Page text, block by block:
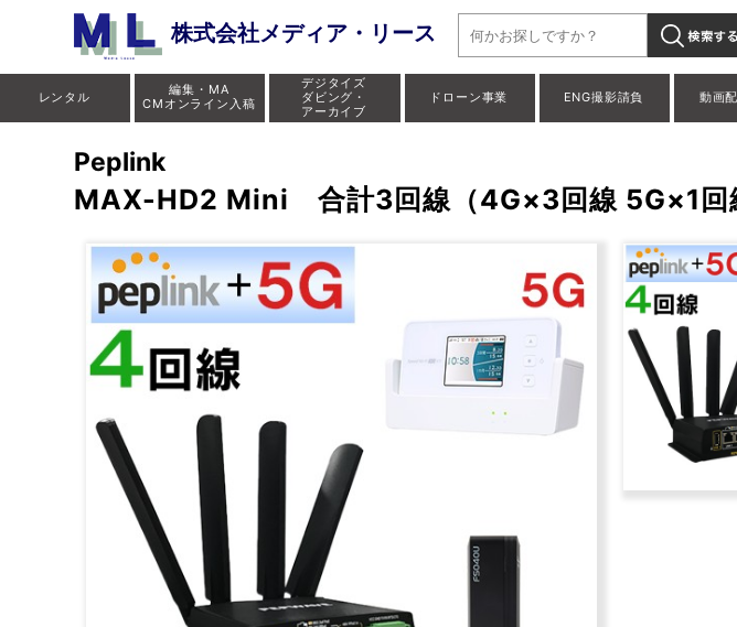
株式会社メディア・リース
レンタル
編集・MA
CMオンライン入稿
デジタイズ
ダビング・
アーカイブ
ドローン事業 ENG撮影請負 動画
Peplink
MAX-HD2 Mini 合計3回線（4G×3回線 5G×1